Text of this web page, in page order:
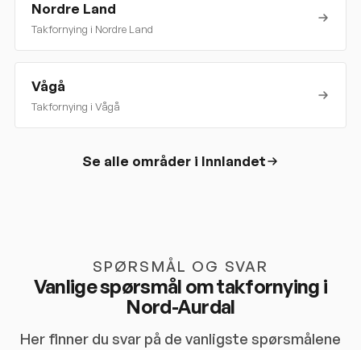
Nordre Land
Takfornying i Nordre Land
Vågå
Takfornying i Vågå
Se alle områder i Innlandet
SPØRSMÅL OG SVAR
Vanlige spørsmål om takfornying i
Nord-Aurdal
Her finner du svar på de vanligste spørsmålene